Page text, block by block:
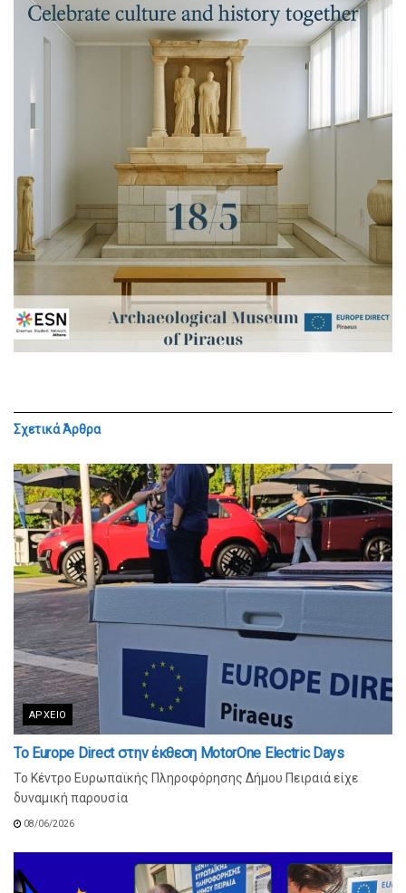
ΣχετικάΆρθρα
ΑΡΧΕΊΟ
Το Europe Direct στην έκθεση MotorOne Electric Days
Το Κέντρο Ευρωπαϊκής Πληροφόρησης Δήμου Πειραιά είχε
δυναμική παρουσία
08/06/2026